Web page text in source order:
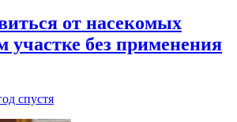
от насекомых
участке без применения
спустя